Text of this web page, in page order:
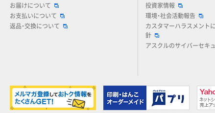
お届けについて
お支払いについて
返品・交換について
投資家情報
環境・社会活動報告
カスタマーハラスメント
針
アスクルのサイバーセキ